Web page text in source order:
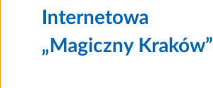
Internetowa
„Magiczny Kraków”